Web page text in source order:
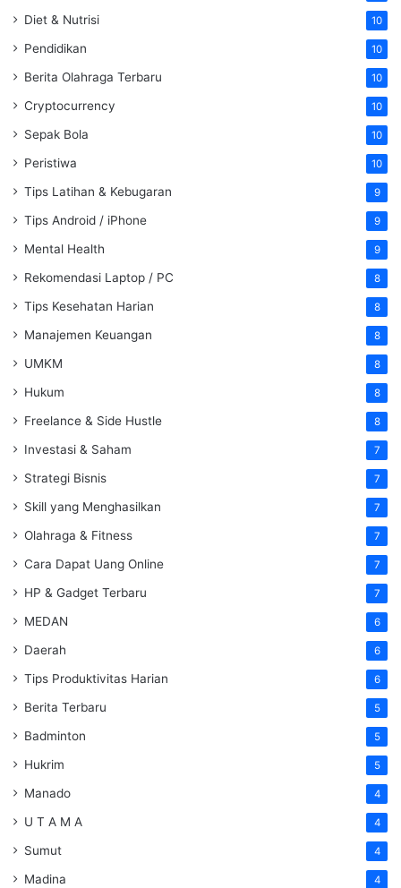
Diet & Nutrisi 10
Pendidikan 10
Berita Olahraga Terbaru 10
Cryptocurrency 10
Sepak Bola 10
Peristiwa 10
Tips Latihan & Kebugaran 9
Tips Android / iPhone 9
Mental Health 9
Rekomendasi Laptop / PC 8
Tips Kesehatan Harian 8
Manajemen Keuangan 8
UMKM 8
Hukum 8
Freelance & Side Hustle 8
Investasi & Saham 7
Strategi Bisnis 7
Skill yang Menghasilkan 7
Olahraga & Fitness 7
Cara Dapat Uang Online 7
HP & Gadget Terbaru 7
MEDAN 6
Daerah 6
Tips Produktivitas Harian 6
Berita Terbaru 5
Badminton 5
Hukrim 5
Manado 4
U T A M A 4
Sumut 4
Madina 4